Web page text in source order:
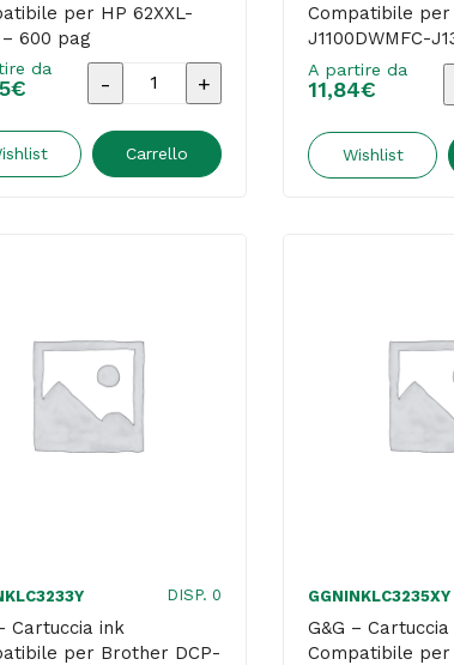
per HP 62XXL-
600 pag
da
€
G&G
Cartuccia
Nero
-
Carrello
Compatibile
J1100DWMFC-
Ciano
A partire da
11,84€
Wishlist
DISP. 0
Cartuccia ink
per Brother DCP-
GGNINKLC3235XY
G&G – Cartuccia
Compatibile